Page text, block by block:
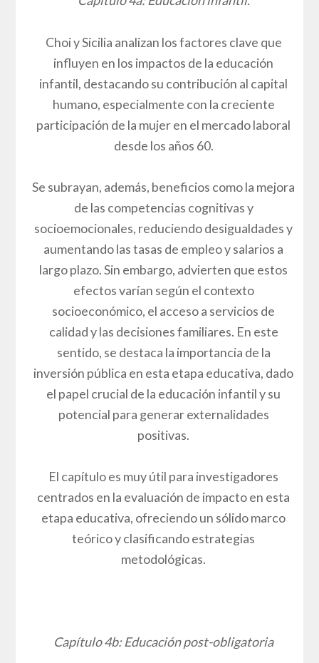
Choi y Sicilia analizan los factores clave que
influyen en los impactos de la educación
infantil, destacando su contribución al capital
humano, especialmente con la creciente
participación de la mujer en el mercado laboral
desde los años 60.
Se subrayan, además, beneficios como la mejora
de las competencias cognitivas y
socioemocionales, reduciendo desigualdades y
aumentando las tasas de empleo y salarios a
largo plazo. Sin embargo, advierten que estos
efectos varían según el contexto
socioeconómico, el acceso a servicios de
calidad y las decisiones familiares. En este
sentido, se destaca la importancia de la
inversión pública en esta etapa educativa, dado
el papel crucial de la educación infantil y su
potencial para generar externalidades
positivas.
El capítulo es muy útil para investigadores
centrados en la evaluación de impacto en esta
etapa educativa, ofreciendo un sólido marco
teórico y clasificando estrategias
metodológicas.
Capítulo 4b: Educación post-obligatoria